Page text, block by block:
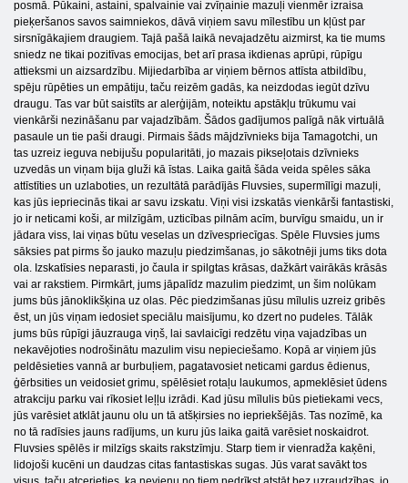
posmā. Pūkaini, astaini, spalvainie vai zvīņainie mazuļi vienmēr izraisa
pieķeršanos savos saimniekos, dāvā viņiem savu mīlestību un kļūst par
sirsnīgākajiem draugiem. Tajā pašā laikā nevajadzētu aizmirst, ka tie mums
sniedz ne tikai pozitīvas emocijas, bet arī prasa ikdienas aprūpi, rūpīgu
attieksmi un aizsardzību. Mijiedarbība ar viņiem bērnos attīsta atbildību,
spēju rūpēties un empātiju, taču reizēm gadās, ka neizdodas iegūt dzīvu
draugu. Tas var būt saistīts ar alerģijām, noteiktu apstākļu trūkumu vai
vienkārši nezināšanu par vajadzībām. Šādos gadījumos palīgā nāk virtuālā
pasaule un tie paši draugi. Pirmais šāds mājdzīvnieks bija Tamagotchi, un
tas uzreiz ieguva nebijušu popularitāti, jo mazais pikseļotais dzīvnieks
uzvedās un viņam bija gluži kā īstas. Laika gaitā šāda veida spēles sāka
attīstīties un uzlaboties, un rezultātā parādījās Fluvsies, supermīlīgi mazuļi,
kas jūs iepriecinās tikai ar savu izskatu. Viņi visi izskatās vienkārši fantastiski,
jo ir neticami koši, ar milzīgām, uzticības pilnām acīm, burvīgu smaidu, un ir
jādara viss, lai viņas būtu veselas un dzīvespriecīgas. Spēle Fluvsies jums
sāksies pat pirms šo jauko mazuļu piedzimšanas, jo sākotnēji jums tiks dota
ola. Izskatīsies neparasti, jo čaula ir spilgtas krāsas, dažkārt vairākās krāsās
vai ar rakstiem. Pirmkārt, jums jāpalīdz mazulim piedzimt, un šim nolūkam
jums būs jānoklikšķina uz olas. Pēc piedzimšanas jūsu mīlulis uzreiz gribēs
ēst, un jūs viņam iedosiet speciālu maisījumu, ko dzert no pudeles. Tālāk
jums būs rūpīgi jāuzrauga viņš, lai savlaicīgi redzētu viņa vajadzības un
nekavējoties nodrošinātu mazulim visu nepieciešamo. Kopā ar viņiem jūs
peldēsieties vannā ar burbuļiem, pagatavosiet neticami gardus ēdienus,
ģērbsities un veidosiet grimu, spēlēsiet rotaļu laukumos, apmeklēsiet ūdens
atrakciju parku vai rīkosiet leļļu izrādi. Kad jūsu mīlulis būs pietiekami vecs,
jūs varēsiet atklāt jaunu olu un tā atšķirsies no iepriekšējās. Tas nozīmē, ka
no tā radīsies jauns radījums, un kuru jūs laika gaitā varēsiet noskaidrot.
Fluvsies spēlēs ir milzīgs skaits rakstzīmju. Starp tiem ir vienradža kaķēni,
lidojoši kucēni un daudzas citas fantastiskas sugas. Jūs varat savākt tos